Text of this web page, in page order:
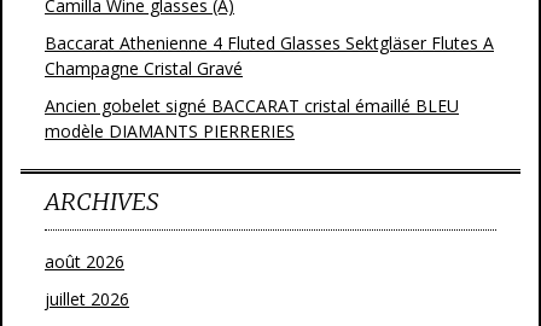
Camilla Wine glasses (A)
Baccarat Athenienne 4 Fluted Glasses Sektgläser Flutes A
Champagne Cristal Gravé
Ancien gobelet signé BACCARAT cristal émaillé BLEU
modèle DIAMANTS PIERRERIES
ARCHIVES
août 2026
juillet 2026